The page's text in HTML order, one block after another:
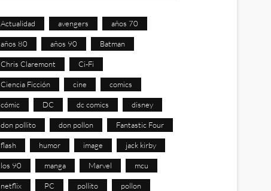
Actualidad avengers años 70
años 80 años 90 Batman
Chris Claremont Ci-Fi
Ciencia Ficción cine comics
cómic DC dc comics disney
don pollito don pollon Fantastic Four
flash humor image jack kirby
los 90 manga Marvel mcu
netflix PC pollito pollon